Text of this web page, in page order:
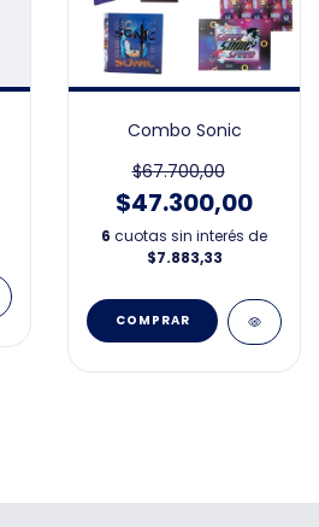
Combo Sonic
$67.700,00
$47.300,00
6 cuotas sin interés de
$7.883,33